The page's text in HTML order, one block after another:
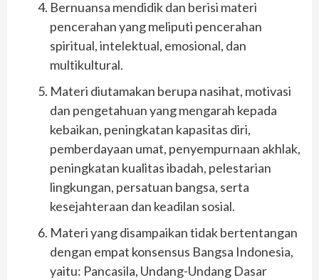
Bernuansa mendidik dan berisi materi
pencerahan yang meliputi pencerahan
spiritual, intelektual, emosional, dan
multikultural.
Materi diutamakan berupa nasihat, motivasi
dan pengetahuan yang mengarah kepada
kebaikan, peningkatan kapasitas diri,
pemberdayaan umat, penyempurnaan akhlak,
peningkatan kualitas ibadah, pelestarian
lingkungan, persatuan bangsa, serta
kesejahteraan dan keadilan sosial.
Materi yang disampaikan tidak bertentangan
dengan empat konsensus Bangsa Indonesia,
yaitu: Pancasila, Undang-Undang Dasar